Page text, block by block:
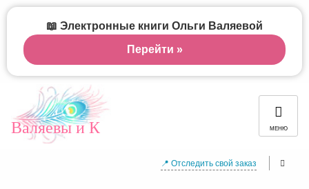
Валяевы и К МЕНЮ
📍 Отследить свой заказ
📖 Электронные книги Ольги Валяевой
Перейти »